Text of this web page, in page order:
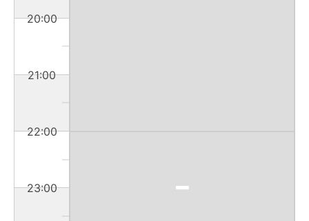
20:00
21:00
22:00
23:00